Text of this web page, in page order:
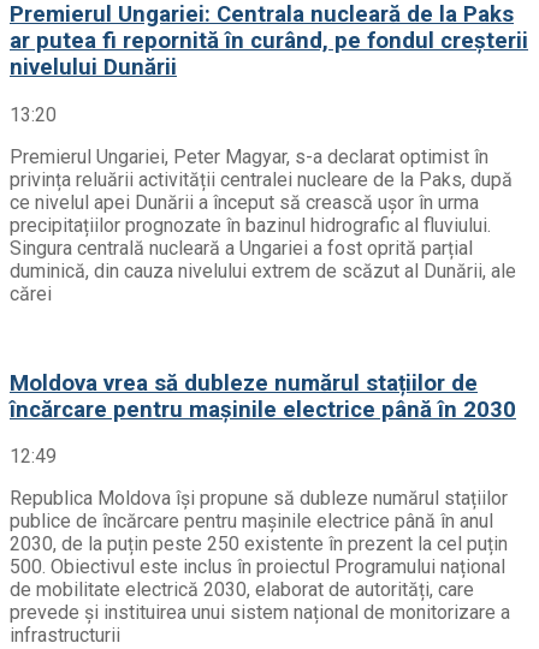
Premierul Ungariei: Centrala nucleară de la Paks
ar putea fi repornită în curând, pe fondul creșterii
nivelului Dunării
13:20
Premierul Ungariei, Peter Magyar, s-a declarat optimist în
privința reluării activității centralei nucleare de la Paks, după
ce nivelul apei Dunării a început să crească ușor în urma
precipitațiilor prognozate în bazinul hidrografic al fluviului.
Singura centrală nucleară a Ungariei a fost oprită parțial
duminică, din cauza nivelului extrem de scăzut al Dunării, ale
cărei
Moldova vrea să dubleze numărul stațiilor de
încărcare pentru mașinile electrice până în 2030
12:49
Republica Moldova își propune să dubleze numărul stațiilor
publice de încărcare pentru mașinile electrice până în anul
2030, de la puțin peste 250 existente în prezent la cel puțin
500. Obiectivul este inclus în proiectul Programului național
de mobilitate electrică 2030, elaborat de autorități, care
prevede și instituirea unui sistem național de monitorizare a
infrastructurii